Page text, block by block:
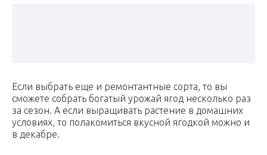
Если выбрать еще и ремонтантные сорта, то вы
сможете собрать богатый урожай ягод несколько раз
за сезон. А если выращивать растение в домашних
условиях, то полакомиться вкусной ягодкой можно и
в декабре.